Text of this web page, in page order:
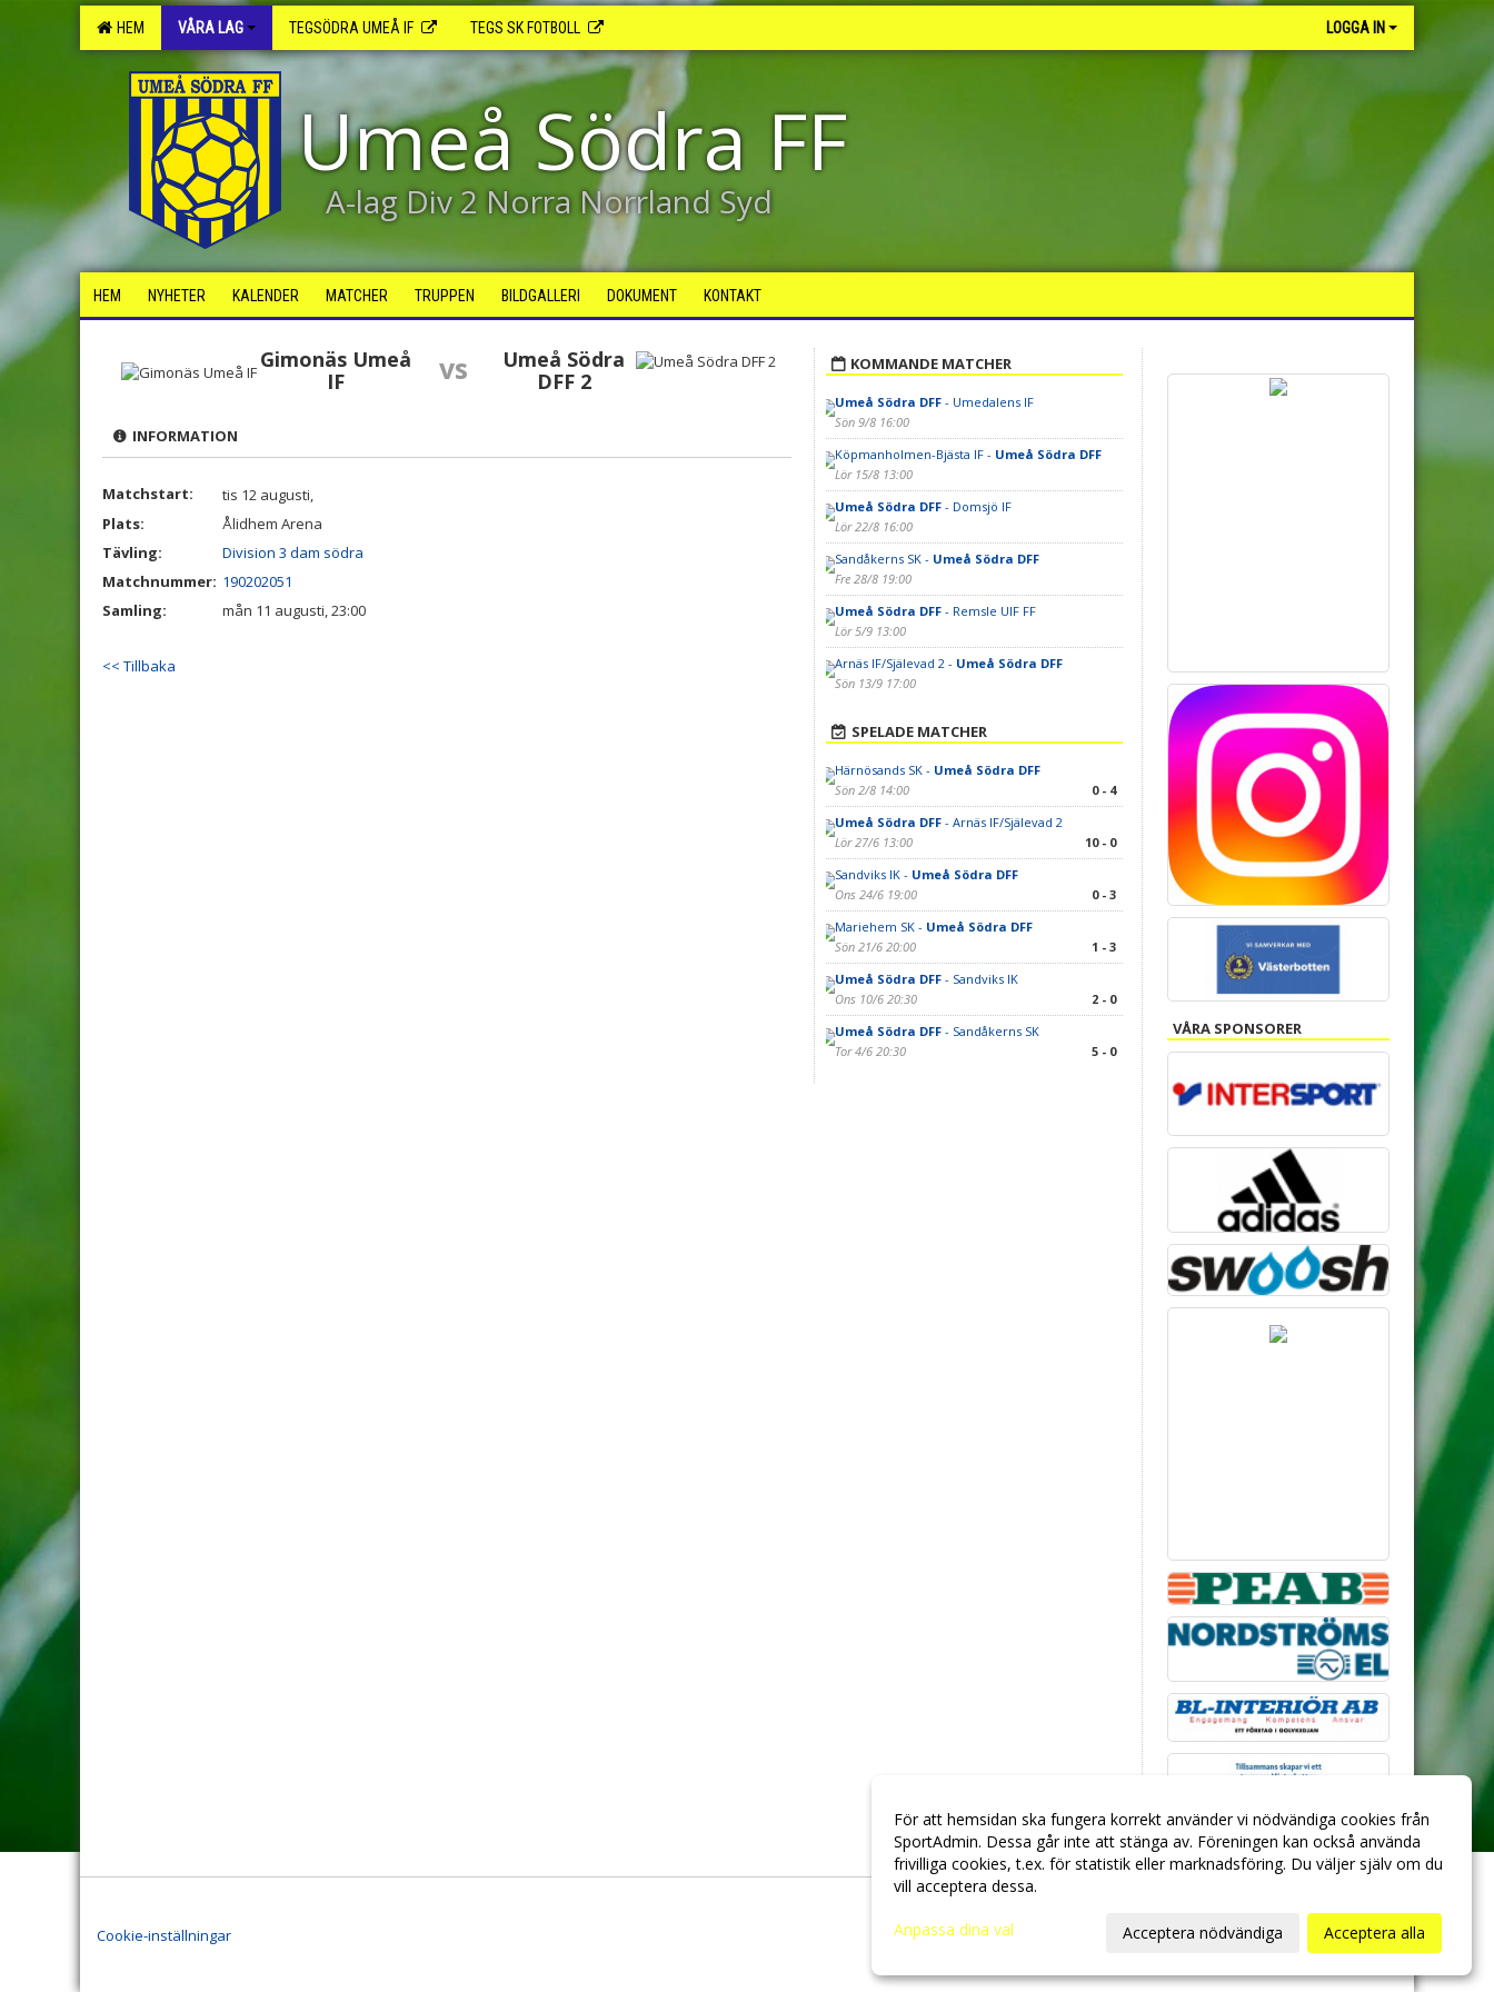
HEM VÅRA LAG TEGSÖDRA UMEÅ IF TEGS SK FOTBOLL LOGGA IN
Umeå Södra FF
A-lag Div 2 Norra Norrland Syd
HEM NYHETER KALENDER MATCHER TRUPPEN BILDGALLERI DOKUMENT KONTAKT
Gimonäs Umeå
IF
vs
Umeå Södra
DFF 2
INFORMATION
Matchstart:
tis 12 augusti,
Plats:
Ålidhem Arena
Tävling:
Division 3 dam södra
Matchnummer: 190202051
Samling:
mån 11 augusti, 23:00
<< Tillbaka
KOMMANDE MATCHER
Umeå Södra DFF- Umedalens IF
Sön 9/8 16:00
Köpmanholmen-Bjästa IF - Umeå Södra DFF
Lör 15/8 13:00
Umeå Södra DFF- Domsjö IF
Lör 22/8 16:00
Sandåkerns SK - Umeå Södra DFF
Fre 28/8 19:00
Umeå Södra DFF- Remsle UIF FF
Lör 5/9 13:00
Arnäs IF/Själevad 2 - Umeå Södra DFF
Sön 13/9 17:00
SPELADE MATCHER
Härnösands SK - Umeå Södra DFF
Sön 2/8 14:00
0 - 4
Umeå Södra DFF- Arnäs IF/Själevad 2
Lör 27/6 13:00
10 - 0
Sandviks IK - Umeå Södra DFF
Ons 24/6 19:00
0 - 3
Mariehem SK - Umeå Södra DFF
Sön 21/6 20:00
1 - 3
Umeå Södra DFF- Sandviks IK
Ons 10/6 20:30
2 - 0
Umeå Södra DFF- Sandåkerns SK
Tor 4/6 20:30
5 - 0
VÅRA SPONSORER
Cookie-inställningar
För att hemsidan ska fungera korrekt använder vi nödvändiga cookies från
SportAdmin. Dessa går inte att stänga av. Föreningen kan också använda
frivilliga cookies, t.ex. för statistik eller marknadsföring. Du väljer själv om du
vill acceptera dessa.
Anpassa dina val Acceptera nödvändiga Acceptera alla